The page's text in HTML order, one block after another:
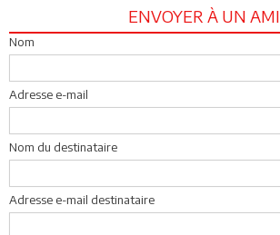
ENVOYER À UN AMI
Nom
Adresse e-mail
Nom du destinataire
Adresse e-mail destinataire